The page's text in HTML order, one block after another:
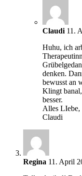
Claudi 11.
Huhu, ich
denken.
bewusst an
Klingt
besser.
Alles LIebe,
Claudi
Regina 11. April